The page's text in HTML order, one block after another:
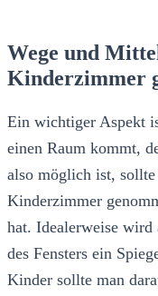
Wege und
Kinderzimmer
Ein wichtiger Aspekt
einen Raum kommt,
also möglich ist,
Kinderzimmer
hat. Idealerweise wird
des Fensters ein
Kinder sollte man